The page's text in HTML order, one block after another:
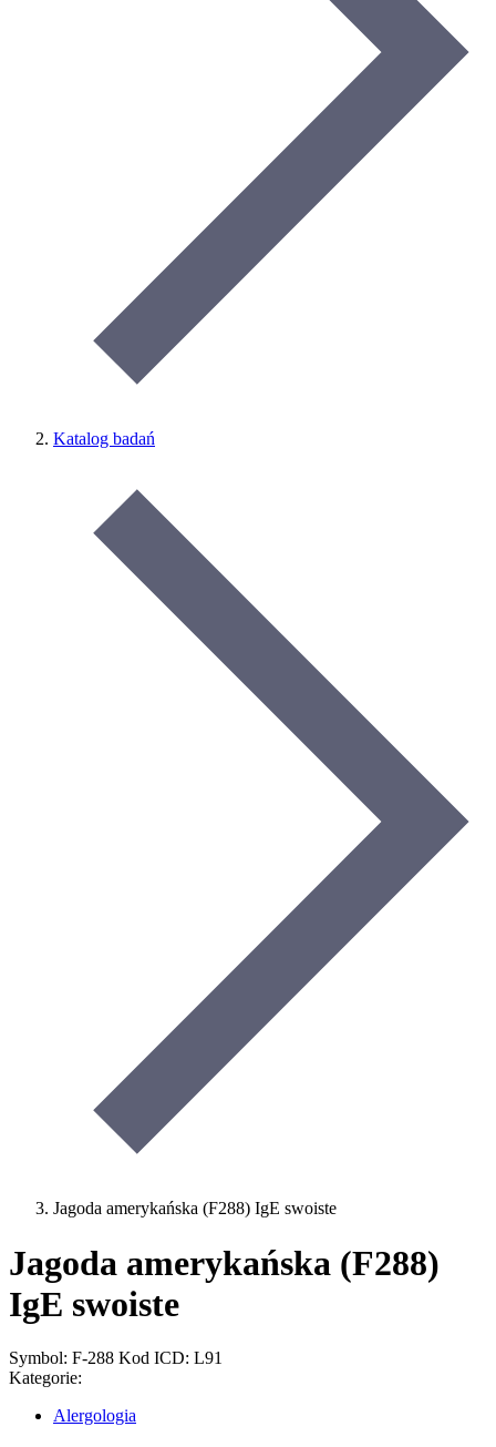
Katalog badań
Jagoda amerykańska (F288) IgE swoiste
Jagoda amerykańska (F288)
IgE swoiste
Symbol: F-288 Kod ICD: L91
Kategorie:
Alergologia